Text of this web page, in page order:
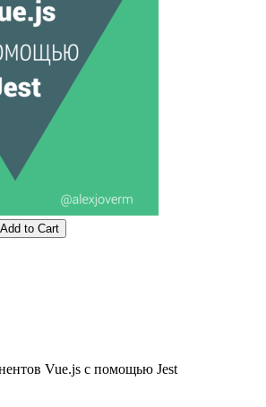
Add to Cart
Vue.js с помощью Jest